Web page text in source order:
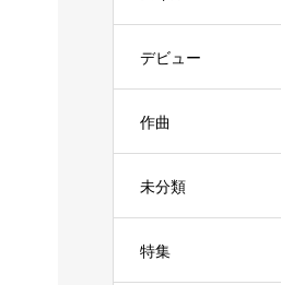
デビュー
作曲
未分類
特集